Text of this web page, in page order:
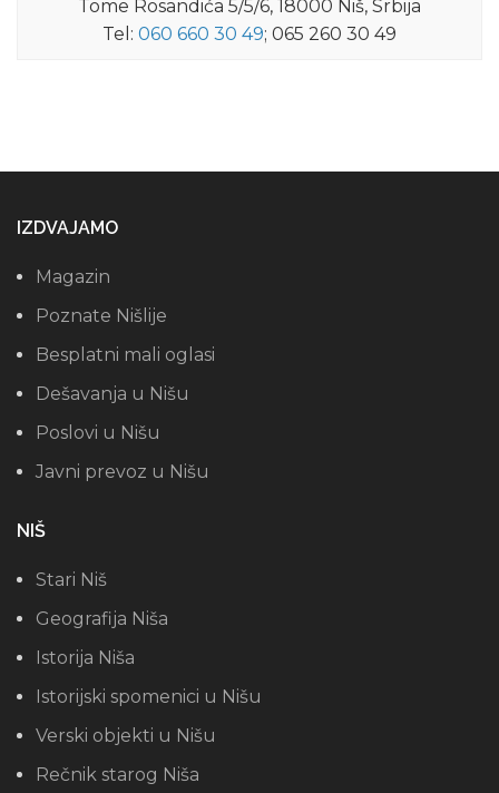
Tome Rosandića 5/5/6, 18000 Niš, Srbija
Tel: 060 660 30 49; 065 260 30 49
IZDVAJAMO
Magazin
Poznate Nišlije
Besplatni mali oglasi
Dešavanja u Nišu
Poslovi u Nišu
Javni prevoz u Nišu
NIŠ
Stari Niš
Geografija Niša
Istorija Niša
Istorijski spomenici u Nišu
Verski objekti u Nišu
Rečnik starog Niša